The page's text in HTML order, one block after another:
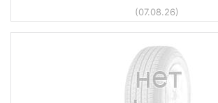
(07.08.26)